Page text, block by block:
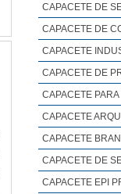
CAPACETE DE
CAPACETE DE
CAPACETE
CAPACETE DE
CAPACETE
CAPACETE
CAPACETE
CAPACETE DE
CAPACETE EPI